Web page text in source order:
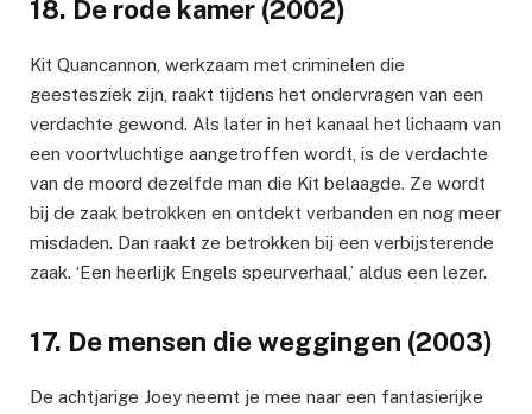
18. De rode kamer (2002)
Kit Quancannon, werkzaam met criminelen die
geestesziek zijn, raakt tijdens het ondervragen van een
verdachte gewond. Als later in het kanaal het lichaam van
een voortvluchtige aangetroffen wordt, is de verdachte
van de moord dezelfde man die Kit belaagde. Ze wordt
bij de zaak betrokken en ontdekt verbanden en nog meer
misdaden. Dan raakt ze betrokken bij een verbijsterende
zaak. ‘Een heerlijk Engels speurverhaal,’ aldus een lezer.
17. De mensen die weggingen (2003)
De achtjarige Joey neemt je mee naar een fantasierijke